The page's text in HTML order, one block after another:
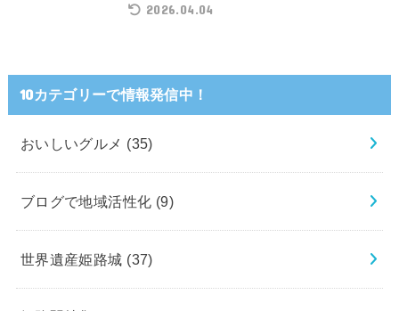
2026.04.04
10カテゴリーで情報発信中！
おいしいグルメ (35)
ブログで地域活性化 (9)
世界遺産姫路城 (37)